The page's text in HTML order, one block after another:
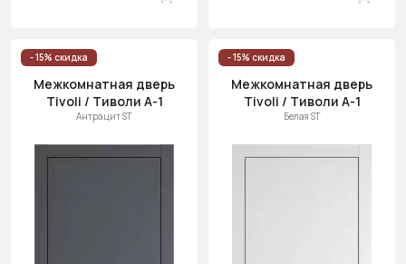
- 15% скидка
Межкомнатная дверь
Tivoli / Тиволи А-1
Антрацит ST
- 15% скидка
Межкомнатная дверь
Tivoli / Тиволи А-1
Белая ST